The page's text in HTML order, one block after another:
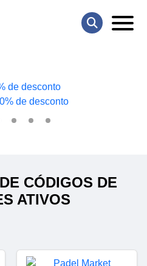
CÓDIGOS DE
ATIVOS